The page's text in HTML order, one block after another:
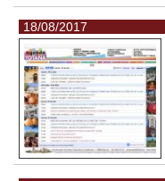
18/08/2017